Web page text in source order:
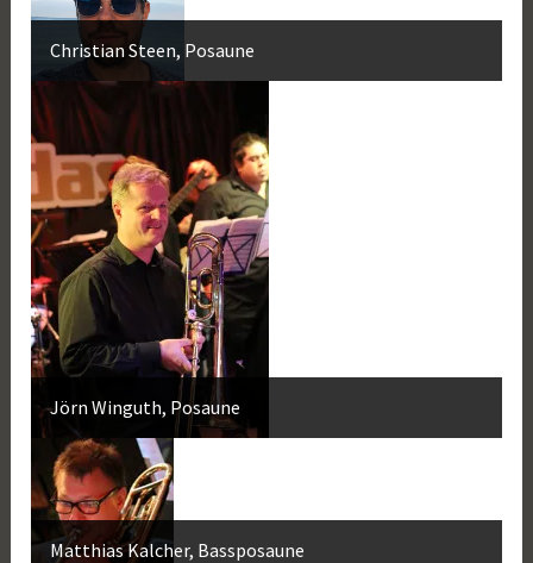
Christian Steen, Posaune
Jörn Winguth, Posaune
Matthias Kalcher, Bassposaune